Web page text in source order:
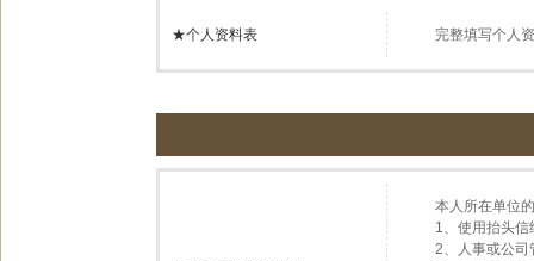
★个人资料表 完整填写个人
本人所在单位
1、使用抬头
2、人事或公